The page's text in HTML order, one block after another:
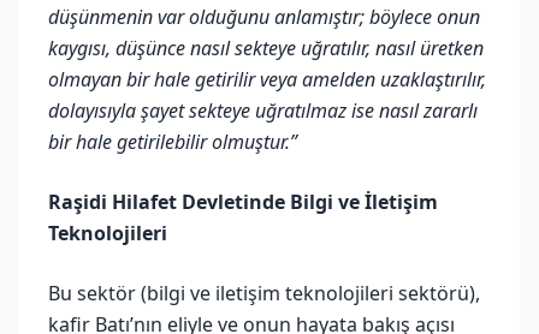
düşünmenin var olduğunu anlamıştır; böylece onun
kaygısı, düşünce nasıl sekteye uğratılır, nasıl üretken
olmayan bir hale getirilir veya amelden uzaklaştırılır,
dolayısıyla şayet sekteye uğratılmaz ise nasıl zararlı
bir hale getirilebilir olmuştur.”
Raşidi Hilafet Devletinde Bilgi ve İletişim
Teknolojileri
Bu sektör (bilgi ve iletişim teknolojileri sektörü),
kafir Batı’nın eliyle ve onun hayata bakış açısı